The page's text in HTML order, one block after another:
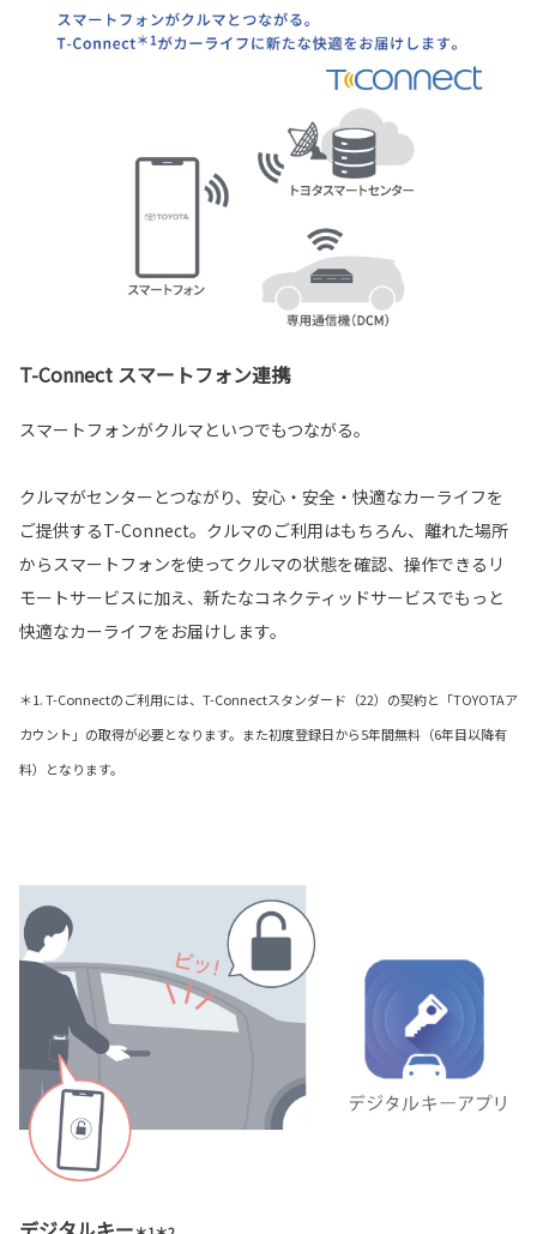
T-Connect スマートフォン連携
スマートフォンがクルマといつでもつながる。
クルマがセンターとつながり、安心・安全・快適なカーライフを
ご提供するT-Connect。クルマのご利用はもちろん、離れた場所
からスマートフォンを使ってクルマの状態を確認、操作できるリ
モートサービスに加え、新たなコネクティッドサービスでもっと
快適なカーライフをお届けします。
＊1. T-Connectのご利用には、T-Connectスタンダード（22）の契約と「TOYOTAア
カウント」の取得が必要となります。また初度登録日から5年間無料（6年目以降有
料）となります。